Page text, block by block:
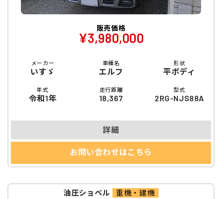
販売価格
¥3,980,000
メーカー
いすゞ
車種名
エルフ
形状
平ボディ
年式
令和1年
走行距離
18,367
型式
2RG-NJS88A
詳細
お問い合わせはこちら
油圧ショベル 重機・建機